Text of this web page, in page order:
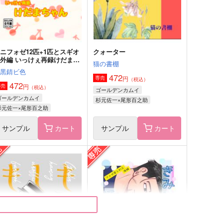
サンプル 作品詳細 サンプル 作品詳細
Hands
元佐一×尾形百之助
兄様缶お祝い漫画
回路
157
花沢勇作×尾形百之助
フォゼ12匹+1匹とスギオ
編 いっけぇ再録けだまち
錆ビ色
472円 （税込）
ールデンカムイ
元佐一×尾形百之助
サンプル カート
クォーター
猫の書棚
専売 472円 （税込）
ゴールデンカムイ
杉元佐一×尾形百之助
サンプル カート